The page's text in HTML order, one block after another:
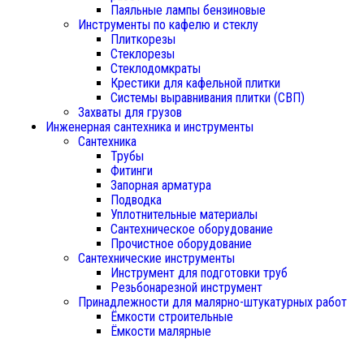
Паяльные лампы бензиновые
Инструменты по кафелю и стеклу
Плиткорезы
Стеклорезы
Стеклодомкраты
Крестики для кафельной плитки
Системы выравнивания плитки (СВП)
Захваты для грузов
Инженерная сантехника и инструменты
Сантехника
Трубы
Фитинги
Запорная арматура
Подводка
Уплотнительные материалы
Сантехническое оборудование
Прочистное оборудование
Сантехнические инструменты
Инструмент для подготовки труб
Резьбонарезной инструмент
Принадлежности для малярно-штукатурных работ
Ёмкости строительные
Ёмкости малярные